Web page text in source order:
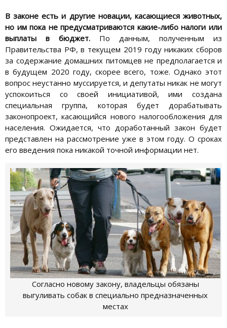
Взаконе есть и другие новации, касающиеся животных,
но им пока не предусматриваются какие-либо налоги или
выплаты в бюджет. По данным, полученным из
Правительства РФ, в текущем 2019 году никаких сборов
за содержание домашних питомцев не предполагается и
в будущем 2020 году, скорее всего, тоже. Однако этот
вопрос неустанно муссируется, и депутаты никак не могут
успокоиться со своей инициативой, ими создана
специальная группа, которая будет дорабатывать
законопроект, касающийся нового налогообложения для
населения. Ожидается, что доработанный закон будет
представлен на рассмотрение уже в этом году. О сроках
его введения пока никакой точной информации нет.
Согласно новому закону, владельцы обязаны
выгуливать собак в специально предназначенных
местах